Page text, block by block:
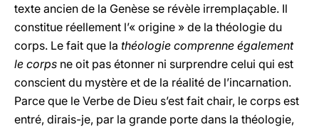
texte ancien de la Genèse se révèle irremplaçable. Il
constitue réellement l’« origine » de la théologie du
corps. Le fait que la théologie comprenne également
le corps ne oit pas étonner ni surprendre celui qui est
conscient du mystère et de la réalité de l’incarnation.
Parce que le Verbe de Dieu s’est fait chair, le corps est
entré, dirais-je, par la grande porte dans la théologie,